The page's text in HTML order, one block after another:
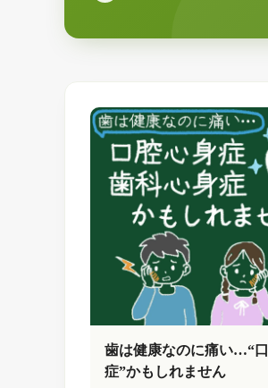
歯は健康なのに痛い…“
症”かもしれません